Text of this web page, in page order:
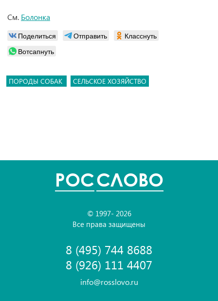
См. Болонка
Поделиться Отправить
Класснуть
Вотсапнуть
ПОРОДЫ СОБАК СЕЛЬСКОЕ ХОЗЯЙСТВО
POCСЛОВО
© 1997- 2026
Все права защищены
8 (495) 744 8688
8 (926) 111 4407
info@rosslovo.ru